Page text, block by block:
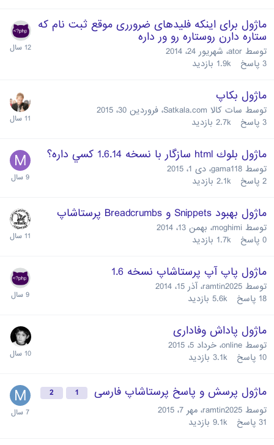
ماژول برای اینکه فلیدهای ضرورری موقع ثبت نام که
ستاره دارن روستاره رو ور داره
توسط ator، شهریور 24، 2014
3 پاسخ 1.9k بازدید
ماژول بکاپ
توسط سات کالا Satkala.com ، فروردین 30، 2015
3 پاسخ 2.7k بازدید
ماژول بلوك html سازگار با نسخه 1.6.14 كسي داره؟
توسط gama118، دی 1، 2015
2 پاسخ 2.1k بازدید
ماژول بهبود Snippets و Breadcrumbs پرستاشاپ
توسط moghimi، بهمن 13، 2014
0 پاسخ 1.7k بازدید
ماژول پاپ آپ پرستاشاپ نسخه 1.6
توسط ramtin2025،آذر 15، 2014
18 پاسخ 5.6k بازدید
ماژول پاداش وفاداری
توسط online، خرداد 5، 2015
10 پاسخ 3.1k بازدید
ماژول پرسش و پاسخ پرستاشاپ فارسی 1
2
توسط ramtin2025، مهر 7، 2015
31 پاسخ 9.1k بازدید